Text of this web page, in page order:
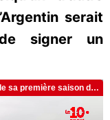
serait
signer un